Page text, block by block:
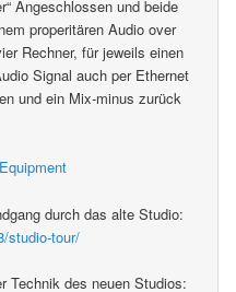
Angeschlossen und beide
properitären Audio over
Rechner, für jeweils einen
Signal auch per Ethernet
und ein Mix-minus zurück
durch das alte Studio:
studio-tour/
Technik des neuen Studios: